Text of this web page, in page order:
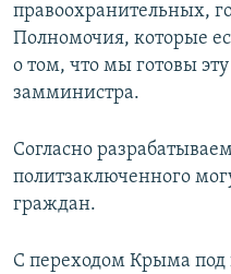
правоохранительных,
Полномочия, которые
о том, что мы готовы
замминистра.
Согласно
политзаключенного
граждан.
С переходом Крыма под